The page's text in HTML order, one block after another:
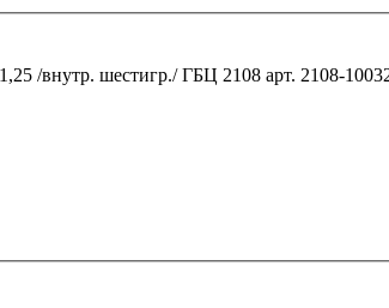
Болт М12*133*1,25 /внутр. шестигр./ ГБЦ 2108 арт.